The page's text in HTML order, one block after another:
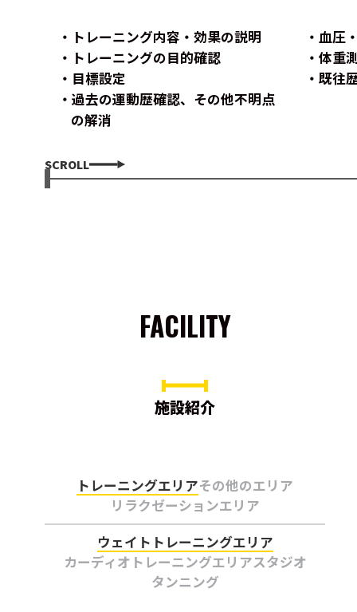
トレーニング内容・効果の説明
トレーニングの目的確認
目標設定
過去の運動歴確認、その他不明点
の解消
血圧
体重
既往
SCROLL
FACILITY
施設紹介
トレーニングエリアその他のエリア
リラクゼーションエリア
ウェイトトレーニングエリア
カーディオトレーニングエリアスタジオ
タンニング